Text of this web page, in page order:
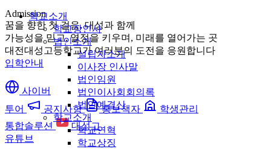
학교소개
학교장인사
법인소개
설립자소개
이사장 인사말
법인임원
법인이사회회의록
법인예결산
학교소개
학교연혁
학교상징
Admission
꿈을 향한 첫 걸음, 대성과 함께
가능성을 믿고, 열정을 키우며, 미래를 열어가는 곳
대전대성고등학교가 여러분의 도전을 응원합니다
입학안내
사이버
투어
공지사항 홍보책자
학생관리
통합솔루션
대성고
유튜브